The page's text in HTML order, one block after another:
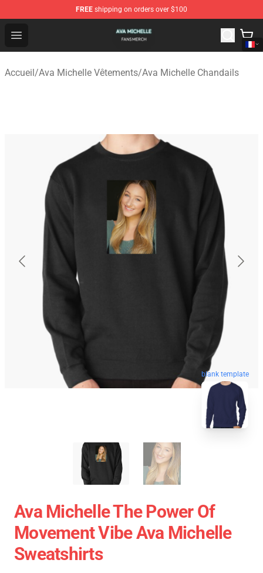
FREE shipping on orders over $100
Open menu
Ava Michelle Shop - Official Ava Michelle Merchandise
Accueil/Ava Michelle Vêtements/Ava Michelle Chandails
blank template
Ava Michelle The Power Of
Movement Vibe Ava Michelle
Sweatshirts